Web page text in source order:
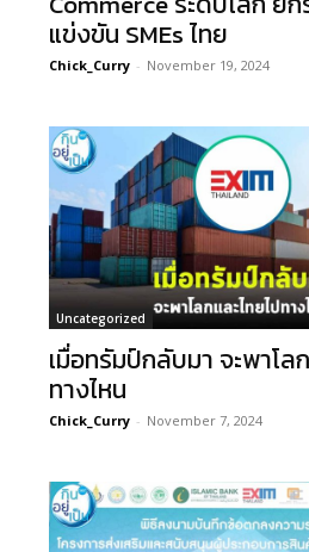
แข่งขัน SMEs ไทย
Chick_Curry - November 19, 2024
Uncategorized
เมื่อทรัมป์กลับมา จะพาโล
ทางไหน
Chick_Curry - November 7, 2024